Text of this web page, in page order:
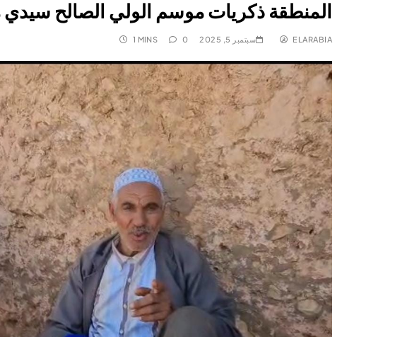
المنطقة ذكريات موسم الولي الصالح سيدي
ELARABIA سبتمبر 5, 2025 0
1 MINS